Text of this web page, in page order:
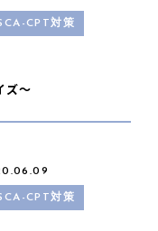
CPT対策
ズ〜
CPT対策